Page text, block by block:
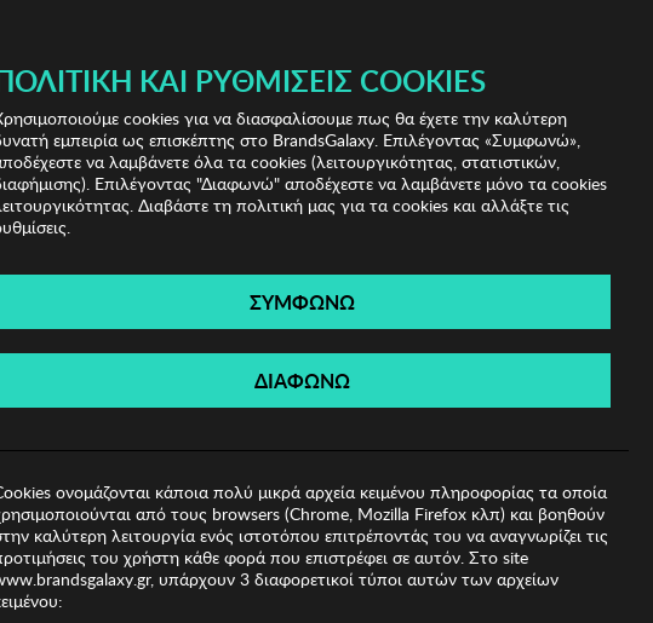
PAYPAL & IRIS!
(0)
Opulence
ΚΑΙ ΡΥΘΜΊΣΕΙΣ COOKIES
cookies για να διασφαλίσουμε πως θα έχετε την καλύτερη
εμπειρία ως επισκέπτης στο BrandsGalaxy. Επιλέγοντας «Συμφωνώ»,
να λαμβάνετε όλα τα cookies (λειτουργικότητας, στατιστικών,
Επιλέγοντας "Διαφωνώ" αποδέχεστε να λαμβάνετε μόνο τα cookies
Διαβάστε τη πολιτική μας για τα cookies και αλλάξτε τις
ΣΥΜΦΩΝΩ
ΔΙΑΦΩΝΩ
ονομάζονται κάποια πολύ μικρά αρχεία κειμένου πληροφορίας τα οποία
από τους browsers (Chrome, Mozilla Firefox κλπ) και βοηθούν
καλύτερη λειτουργία ενός ιστοτόπου επιτρέποντάς του να αναγνωρίζει τις
του χρήστη κάθε φορά που επιστρέφει σε αυτόν. Στο site
υπάρχουν 3 διαφορετικοί τύποι αυτών των αρχείων